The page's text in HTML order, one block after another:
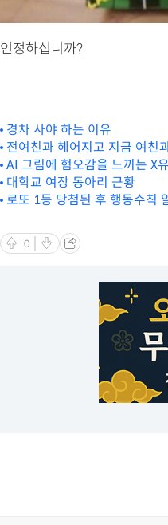
인정하십니까?
경차 사야 하는 이유
전여친과 헤어지고 지금 여친
AI 그림에 혐오감을 느끼는 X
대학교 여장 동아리 근황
로또 1등 당첨된 후 행동수칙
0